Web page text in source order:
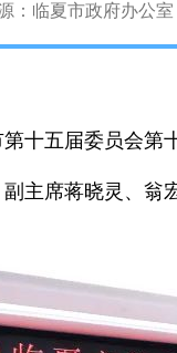
：临夏市政府办公室
第十五届委员会
主席蒋晓灵、翁